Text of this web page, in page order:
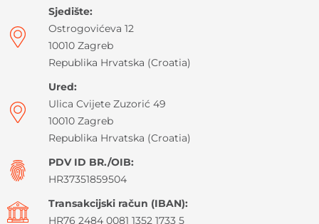
Sjedište:
Ostrogovićeva 12
10010 Zagreb
Republika Hrvatska (Croatia)
Ured:
Ulica Cvijete Zuzorić 49
10010 Zagreb
Republika Hrvatska (Croatia)
PDV ID BR./OIB:
HR37351859504
Transakcijski račun (IBAN):
HR76 2484 0081 1352 1733 5